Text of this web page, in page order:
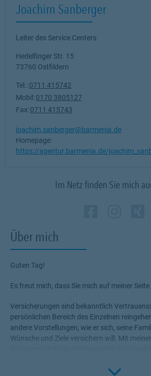
Über mich
Guten Tag!
Es freut mich, dass Sie mich auf meiner Seite
Versicherungen sind bekanntlich
persönlichen Bereich des Einzelnen
andere Vorstellungen, wie er sich, seine
Wünsche und Ziele versichern will. Mit
Qualifikation als Experte für
Joachim Sanberger
Leiter des Service Centers
Hedelfinger Str. 15
73760 Ostfildern
Tel.: 0711 415742
Mobil: 0170 3805127
Fax: 0711 415743
joachim.sanberger@barmenia.de
Homepage:
https://agentur.barmenia.de/
Im Netz finden Sie mich